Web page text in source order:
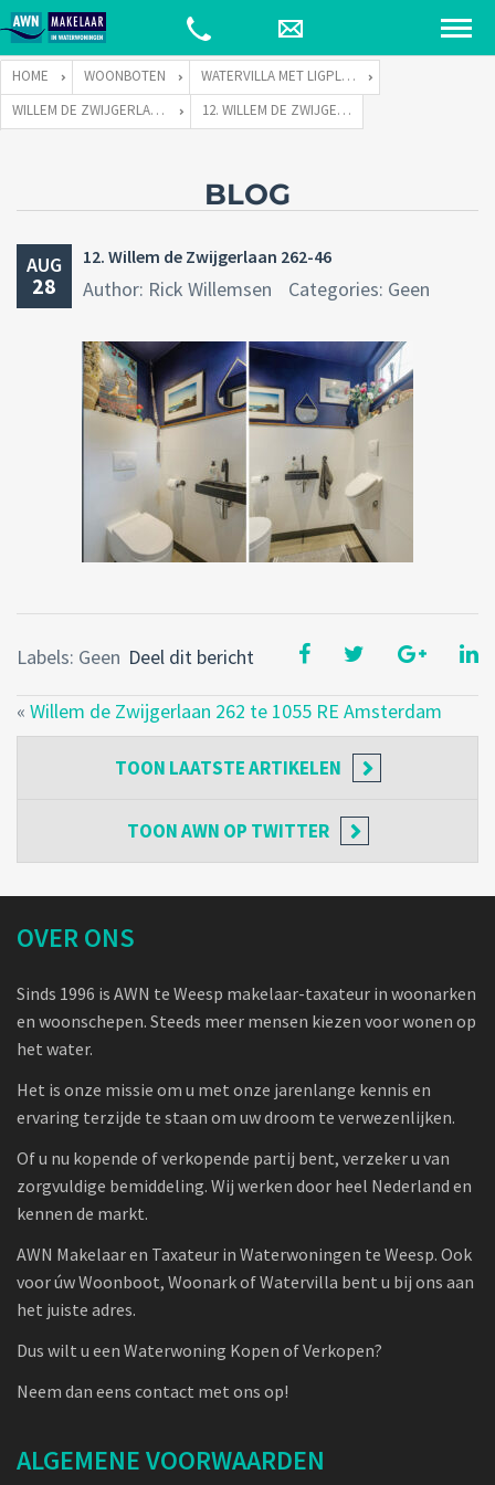
HOME WOONBOTEN
WATERVILLA MET LIGPLAATS
WILLEM DE ZWIJGERLAAN 262 TE 1055 RE AMSTERDAM
12. WILLEM DE ZWIJGERLAAN 262-46
BLOG
AUG
28
12. Willem de Zwijgerlaan 262-46
Author: Rick Willemsen Categories: Geen
Deel dit bericht
Labels: Geen
« Willem de Zwijgerlaan 262 te 1055 RE Amsterdam
TOON LAATSTE ARTIKELEN
TOONAWN OP TWITTER
OVER ONS
Sinds 1996 is AWN te Weesp makelaar-taxateur in woonarken
en woonschepen. Steeds meer mensen kiezen voor wonen op
het water.
Het is onze missie om u met onze jarenlange kennis en
ervaring terzijde te staan om uw droom te verwezenlijken.
Of u nu kopende of verkopende partij bent, verzeker u van
zorgvuldige bemiddeling. Wij werken door heel Nederland en
kennen de markt.
AWN Makelaar en Taxateur in Waterwoningen te Weesp. Ook
voor úw Woonboot, Woonark of Watervilla bent u bij ons aan
het juiste adres.
Dus wilt u een Waterwoning Kopen of Verkopen?
Neem dan eens contact met ons op!
ALGEMENE VOORWAARDEN